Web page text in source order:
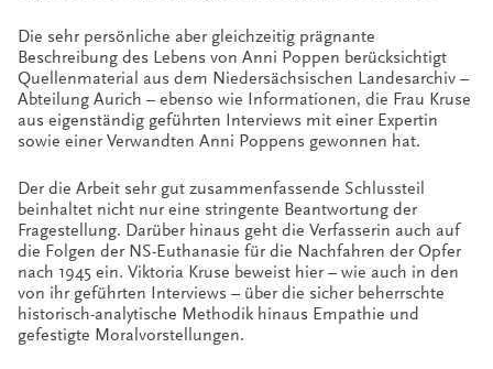
Die sehr persönliche aber gleichzeitig prägnante
Beschreibung des Lebens von Anni Poppen berücksichtigt
Quellenmaterial aus dem Niedersächsischen Landesarchiv –
Abteilung Aurich – ebenso wie Informationen, die Frau Kruse
aus eigenständig geführten Interviews mit einer Expertin
sowie einer Verwandten Anni Poppens gewonnen hat.
Der die Arbeit sehr gut zusammenfassende Schlussteil
beinhaltet nicht nur eine stringente Beantwortung der
Fragestellung. Darüber hinaus geht die Verfasserin auch auf
die Folgen der NS-Euthanasie für die Nachfahren der Opfer
nach 1945 ein. Viktoria Kruse beweist hier – wie auch in den
von ihr geführten Interviews – über die sicher beherrschte
historisch-analytische Methodik hinaus Empathie und
gefestigte Moralvorstellungen.